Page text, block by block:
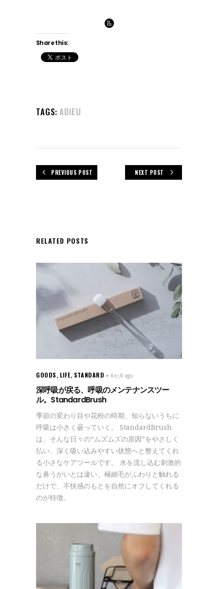
Share this:
TAGS: ADIEU
PREVIOUS POST NEXT POST
RELATED POSTS
GOODS, LIFE, STANDARD 8か月 ago
深呼吸が戻る、呼吸のメンテナンスツー
ル。StandardBrush
季節の変わり目や花粉の時期、知らないうちに
呼吸は小さく曇っていく。 StandardBrush
は、そんな日々の“ムズムズの原因”をやさしく
払い、深く吸い込みやすい状態へと整えてくれ
る小さなケアツールです。 水を流し込む刺激的
な鼻うがいとは違い、極細毛がふわりと触れる
だけで、不快感のもとを自然にオフしてくれる
のが特徴。